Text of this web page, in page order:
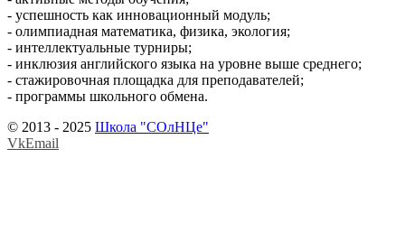
- успешность как инновационный модуль;
- олимпиадная математика, физика, экология;
- интеллектуальные турниры;
- инклюзия английского языка на уровне выше среднего;
- стажировочная площадка для преподавателей;
- программы школьного обмена.
© 2013 - 2025 Школа "СОлНЦе"
VkEmail